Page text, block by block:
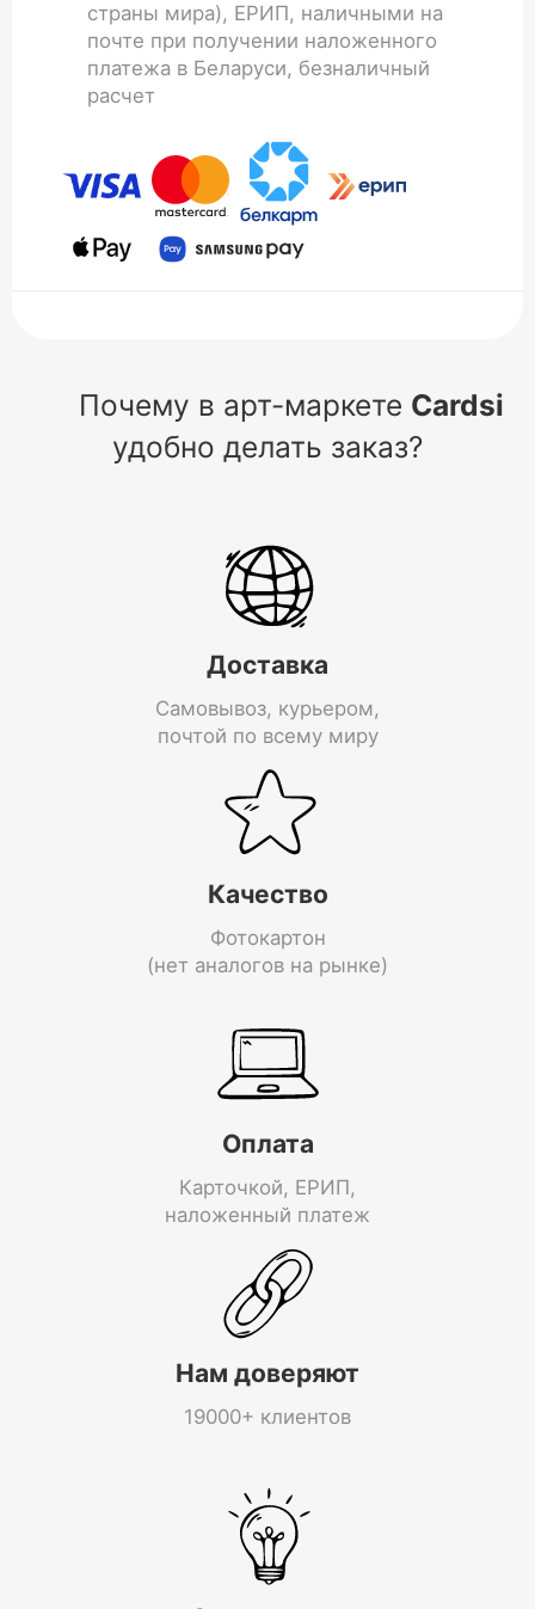
страны мира), ЕРИП, наличными на
почте при получении наложенного
платежа в Беларуси, безналичный
расчет
Почему в арт-маркете Cardsi
удобно делать заказ?
Доставка
Самовывоз, курьером,
почтой по всему миру
Качество
Фотокартон
(нет аналогов на рынке)
Оплата
Карточкой, ЕРИП,
наложенный платеж
Нам доверяют
19000+ клиентов